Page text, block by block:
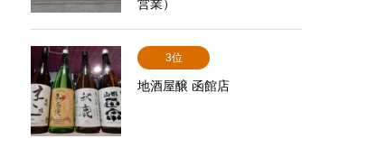
営業）
3位
地酒屋醸 函館店